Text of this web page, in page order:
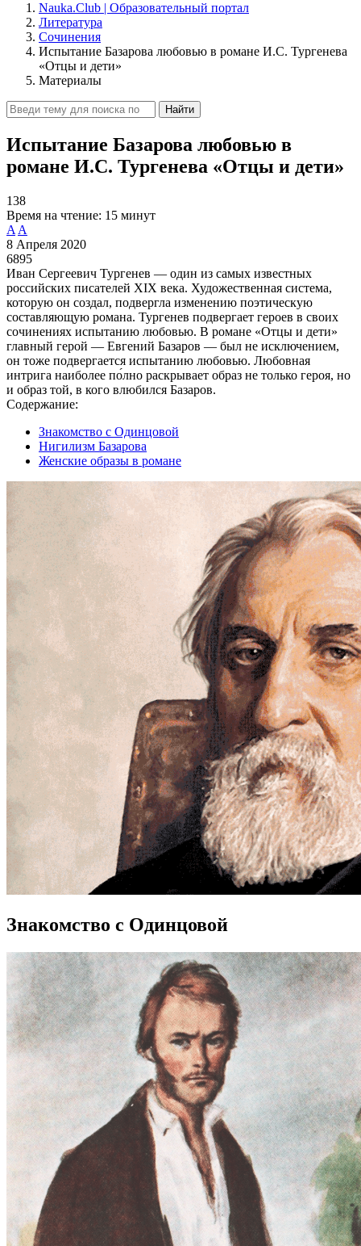
Nauka.Club | Образовательный портал
Литература
Сочинения
Испытание Базарова любовью в романе И.С. Тургенева
«Отцы и дети»
Материалы
Найти
Испытание Базарова любовью в
романе И.С. Тургенева «Отцы и дети»
138
Время на чтение: 15 минут
A A
8 Апреля 2020
6895
Иван Сергеевич Тургенев — один из самых известных
российских писателей XIX века. Художественная система,
которую он создал, подвергла изменению поэтическую
составляющую романа. Тургенев подвергает героев в своих
сочинениях испытанию любовью. В романе «Отцы и дети»
главный герой — Евгений Базаров — был не исключением,
он тоже подвергается испытанию любовью. Любовная
интрига наиболее по́лно раскрывает образ не только героя, но
и образ той, в кого влюбился Базаров.
Содержание:
Знакомство с Одинцовой
Нигилизм Базарова
Женские образы в романе
Знакомство с Одинцовой